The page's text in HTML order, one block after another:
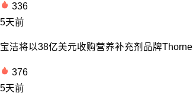
336
5天前
宝洁将以38亿美元收购营养补充剂品牌Thorne
376
5天前